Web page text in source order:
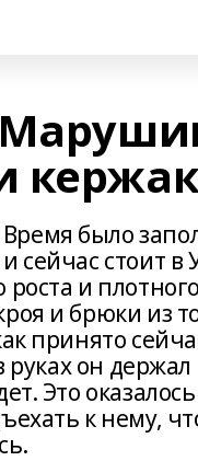
было
сейчас стоит в
роста и
и брюки из
принято
руках он
Это
к нему,